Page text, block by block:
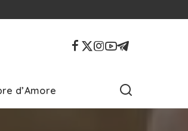
d’Amore